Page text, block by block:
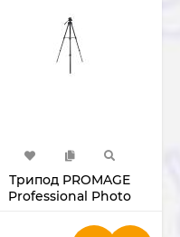
Трипод PROMAGE
Professional Photo